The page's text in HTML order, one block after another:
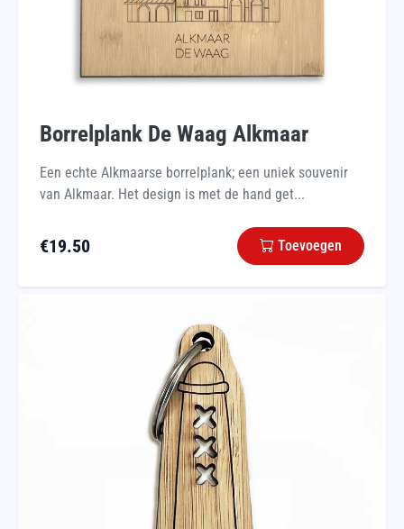
Borrelplank De Waag Alkmaar
Een echte Alkmaarse borrelplank; een uniek souvenir
van Alkmaar. Het design is met de hand get...
€19.50 Toevoegen